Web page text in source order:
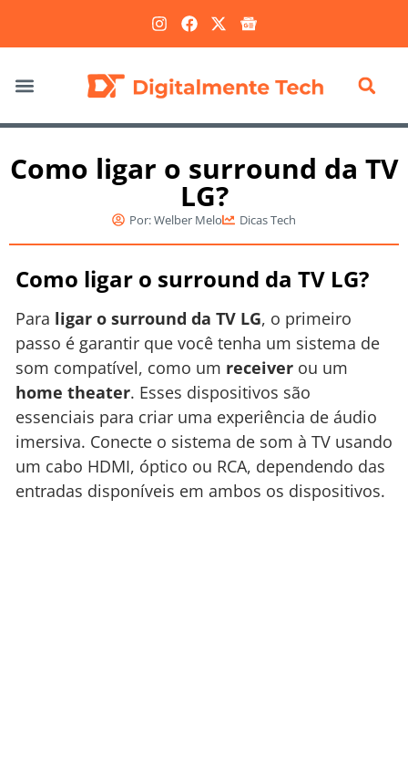
Como ligar o surround da TV
LG?
Por:Welber Melo Dicas Tech
Como ligar o surround da TV LG?
Para ligar o surround da TV LG, o primeiro
passo é garantir que você tenha um sistema de
som compatível, como um receiver ou um
home theater. Esses dispositivos são
essenciais para criar uma experiência de áudio
imersiva. Conecte o sistema de som à TV usando
um cabo HDMI, óptico ou RCA, dependendo das
entradas disponíveis em ambos os dispositivos.